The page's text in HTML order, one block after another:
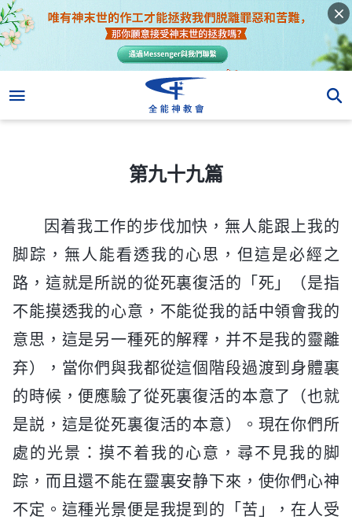
第九十九篇
因着我工作的步伐加快，無人能跟上我的
脚踪，無人能看透我的心思，但這是必經之
路，這就是所説的從死裏復活的「死」（是指
不能摸透我的心意，不能從我的話中領會我的
意思，這是另一種死的解釋，并不是我的靈離
弃），當你們與我都從這個階段過渡到身體裏
的時候，便應驗了從死裏復活的本意了（也就
是説，這是從死裏復活的本意）。現在你們所
處的光景：摸不着我的心意，尋不見我的脚
踪，而且還不能在靈裏安静下來，使你們心神
不定。這種光景便是我提到的「苦」，在人受